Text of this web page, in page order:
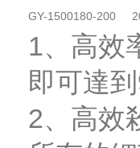
GY-1500180-200
1、
即可達到
2、高